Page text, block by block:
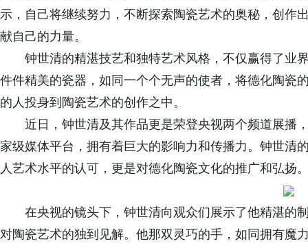
示，自己将继续努力，不断探索陶瓷艺术的奥秘，创作
献自己的力量。
钟世清的精湛技艺和独特艺术风格，不仅赢得了业
件件精美的瓷器，如同一个个无声的使者，将德化陶瓷
的人投身到陶瓷艺术的创作之中。
近日，钟世清及其作品更是荣登央视两个频道展播
家级媒体平台，拥有着巨大的影响力和传播力。钟世清
人艺术水平的认可，更是对德化陶瓷文化的推广和弘扬
在央视的镜头下，钟世清向观众们展示了他精湛的
对陶瓷艺术的独到见解。他那双灵巧的手，如同拥有魔